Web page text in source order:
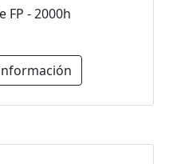
FP - 2000h